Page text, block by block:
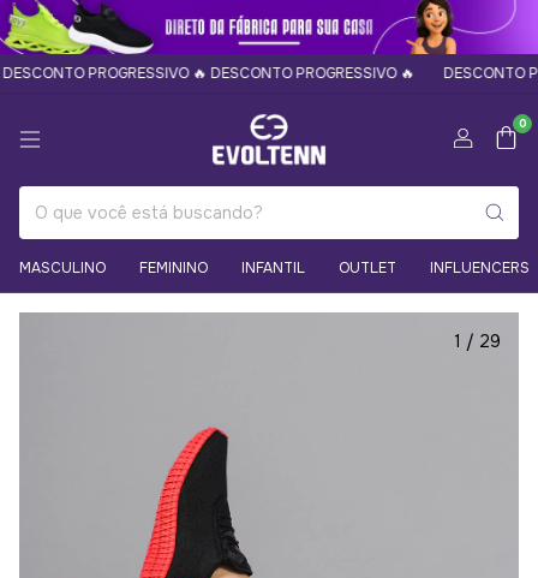
PROGRESSIVO 🔥 DESCONTO PROGRESSIVO 🔥 DESCONTO
0
MASCULINO FEMININO INFANTIL OUTLET INFLUENCERS
1 / 29